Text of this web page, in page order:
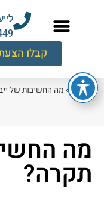
קבלו
דף הבית» מה החשיבות של
מה
תקרה?